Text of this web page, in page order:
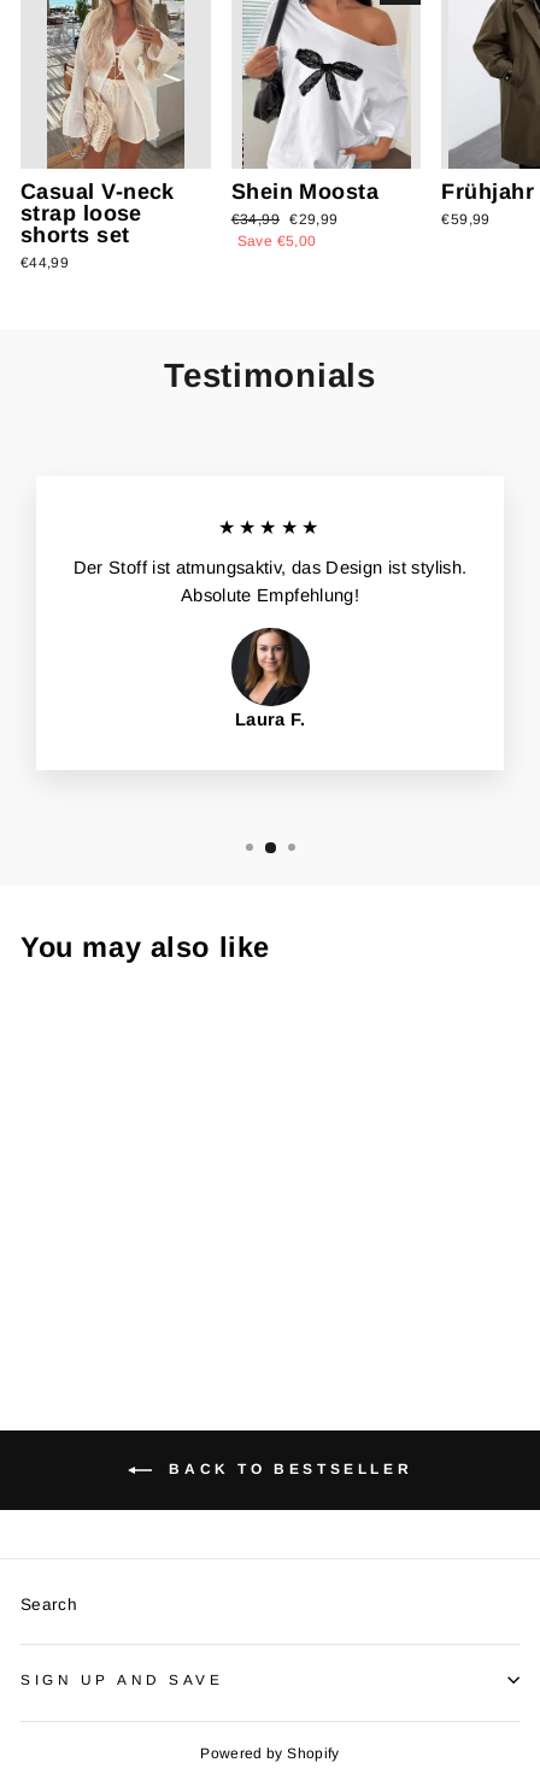
Casual V-neck
strap loose
shorts set
€44,99
Shein Moosta
Regular
price
€34,99 Sale
price
€29,99
Save €5,00
Frühjahr
€59,99
Testimonials
★★★★★
Der Stoff ist atmungsaktiv, das Design ist stylish.
Absolute Empfehlung!
Laura F.
You may also like
BACK TO BESTSELLER
Search
SIGN UP AND SAVE
Powered by Shopify